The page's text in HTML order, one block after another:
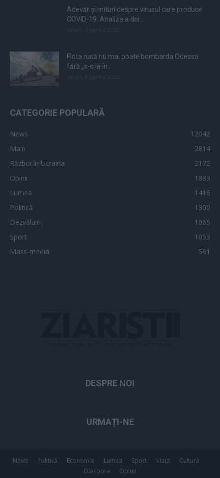
Adevăr și mituri despre virusul care produce
COVID-19. Analiza a doi...
Flota rusă nu mai poate bombarda Odessa
fără „s-o ia în...
CATEGORIE POPULARĂ
News
12042
Main
2814
Război în Ucraina
2172
Opinii
1883
Lumea
1416
Politică
1300
Dezvăluiri
1065
Sport
1053
Mass-media
591
DESPRE NOI
URMAȚI-NE
News Politică Economie Lumea Sport Viața
Cultură
Diaspora
Opinii